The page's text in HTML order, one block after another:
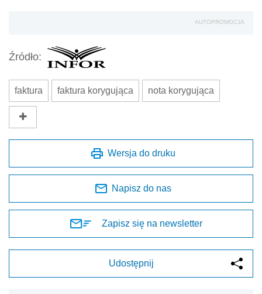
AUTOPROMOCJA
Źródło:
faktura faktura korygująca nota korygująca
Wersja do druku
Napisz do nas
Zapisz się na newsletter
Udostępnij